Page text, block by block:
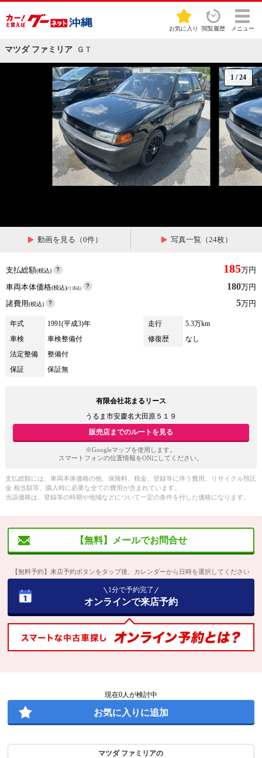
お気に入り 閲覧履歴 メニュー
マツダ ファミリア ＧＴ
1 /24
動画を見る（0件） 写真一覧（24枚）
支払総額(税込) 185万円
車両本体価格(税込)(リ済込) 180万円
諸費用(税込) 5万円
年式 1991(平成3)年 走行
5.3万km
車検
車検整備付 修復歴
なし
法定整備
整備付
保証
保証無
有限会社花まるリース
うるま市安慶名大田原５１９
販売店までのルートを見る
※Googleマップを使用します。
スマートフォンの位置情報をONにしてください。
支払総額には、車両本体価格の他、保険料、税金、登録等に伴う費用、リサイクル預託
金 相当額等、購入時に必要な全ての費用が含まれています。
当該価格は、登録等の時期や地域などについて一定の条件を付した価格になります。
【無料】メールでお問合せ
【無料予約】来店予約ボタンをタップ後、カレンダーから日時を選択してください
1分で予約完了
オンラインで来店予約
現在0人が検討中
お気に入りに追加
マツダ ファミリアの